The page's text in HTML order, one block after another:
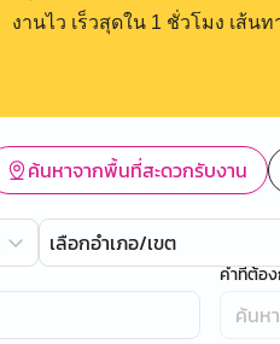
งานไว เร็วสุดใน 1 ชั่วโมง เส้
ค้นหาจากพื้นที่สะดวกรับงาน
เลือกอำเภอ/เขต
คำที่ต้อ